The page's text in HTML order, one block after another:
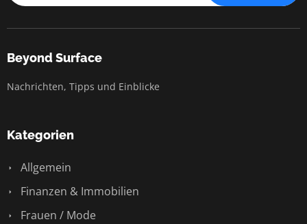
Beyond Surface
Nachrichten, Tipps und Einblicke
Kategorien
Allgemein
Finanzen & Immobilien
Frauen / Mode